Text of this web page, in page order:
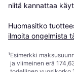
niitä kannattaa
Huomasitko
ilmoita ongelmista
¹Esimerkki
ja viimeinen erä